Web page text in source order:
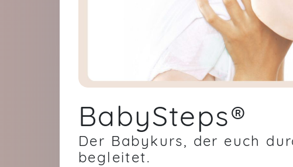
BabySteps®
Der Babykurs, der euch
begleitet.